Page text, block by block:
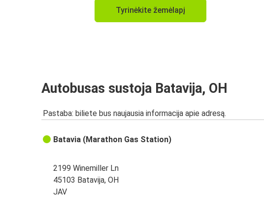
Tyrinėkite žemėlapį
Autobusas sustoja Batavija, OH
Pastaba: biliete bus naujausia informacija apie adresą.
Batavia (Marathon Gas Station)
2199 Winemiller Ln
45103 Batavija, OH
JAV